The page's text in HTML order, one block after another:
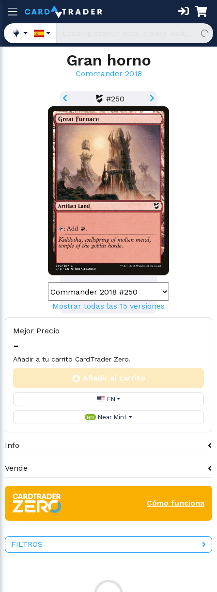
Gran horno
Commander 2018
#250
Mostrar todas las 15 versiones
Mejor Precio
-
Añadir a tu carrito CardTrader Zero.
Añadir al carrito
EN
NM Near Mint
Info
Vende
Cómo funciona
FILTROS